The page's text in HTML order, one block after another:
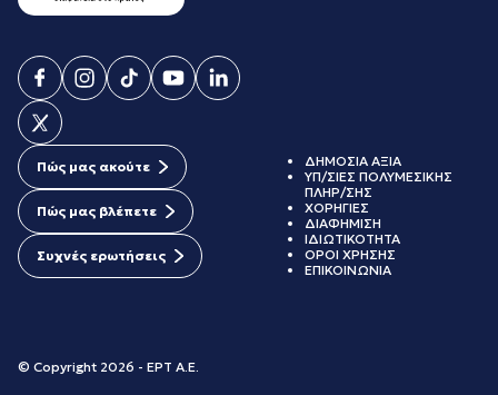
Πώς μας ακούτε
Πώς μας βλέπετε
Συχνές ερωτήσεις
© Copyright 2026 - ΕΡΤ Α.Ε.
ΔΗΜΟΣΙΑ ΑΞΙΑ
ΥΠ/ΣΙΕΣ ΠΟΛΥΜΕΣΙΚΗΣ
ΠΛΗΡ/ΣΗΣ
ΧΟΡΗΓΙΕΣ
ΔΙΑΦΗΜΙΣΗ
ΙΔΙΩΤΙΚΟΤΗΤΑ
ΟΡΟΙ ΧΡΗΣΗΣ
ΕΠΙΚΟΙΝΩΝΙΑ